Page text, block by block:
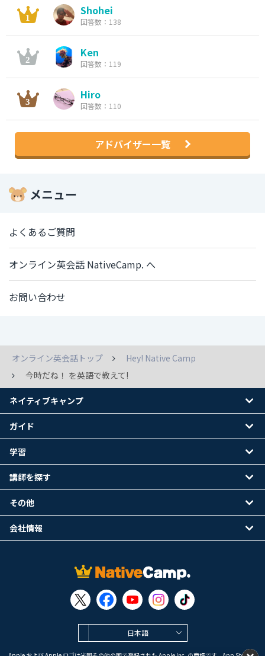
Shohei
回答数：138
Ken
回答数：119
Hiro
回答数：110
アドバイザー一覧
メニュー
よくあるご質問
オンライン英会話 NativeCamp. へ
お問い合わせ
オンライン英会話トップ
Hey! Native Camp
今時だね！ を英語で教えて!
日本語
ネイティブキャンプ
ガイド
学習
講師を探す
その他
会社情報